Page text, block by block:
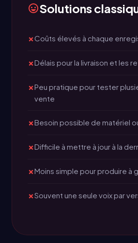
Solutions
Coûts élevés à chaque
Délais pour la livraison et les
Peu pratique pour tester
vente
Besoin possible de matériel
Difficile à mettre à jour à la
Moins simple pour produire à
Souvent une seule voix par